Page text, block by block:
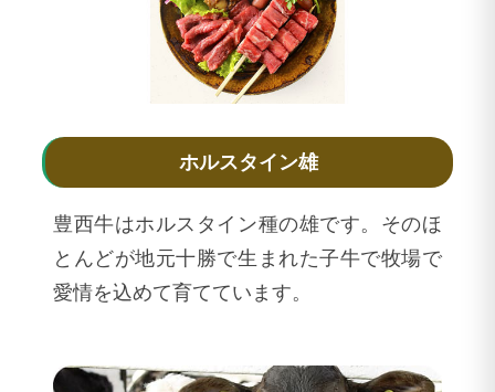
ホルスタイン雄
豊西牛はホルスタイン種の雄です。そのほ
とんどが地元十勝で生まれた子牛で牧場で
愛情を込めて育てています。